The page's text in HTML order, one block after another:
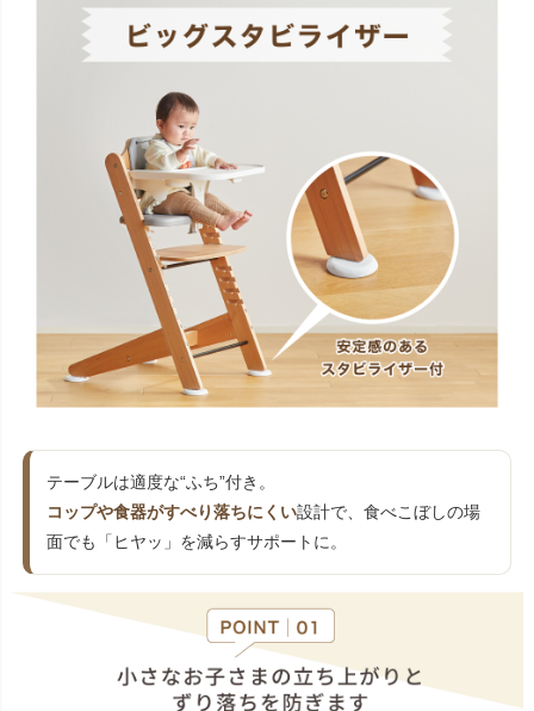
テーブルは適度な“ふち”付き。
コップや食器がすべり落ちにくい設計で、食べこぼしの場
面でも「ヒヤッ」を減らすサポートに。